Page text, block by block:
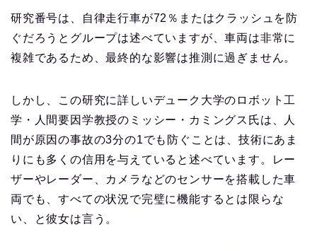
研究番号は、自律走行車が72％またはクラッシュを防
ぐだろうとグループは述べていますが、車両は非常に
複雑であるため、最終的な影響は推測に過ぎません。
しかし、この研究に詳しいデューク大学のロボット工
学・人間要因学教授のミッシー・カミングス氏は、人
間が原因の事故の3分の1でも防ぐことは、技術にあま
りにも多くの信用を与えていると述べています。レー
ザーやレーダー、カメラなどのセンサーを搭載した車
両でも、すべての状況で完璧に機能するとは限らな
い、と彼女は言う。